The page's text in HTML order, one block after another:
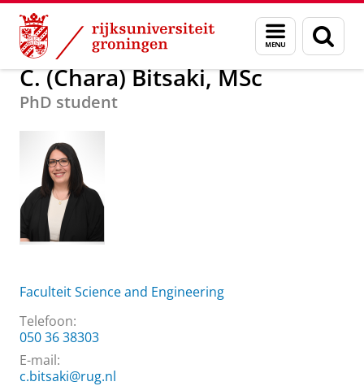
Skip
Content
Skip
Navigation
Menu
en
zoeken
Over ons C. (Chara) Bitsaki, MSc
C. (Chara) Bitsaki, MSc
PhD student
Faculteit Science and Engineering
Telefoon:
050 36 38303
E-mail:
c.bitsaki@rug.nl